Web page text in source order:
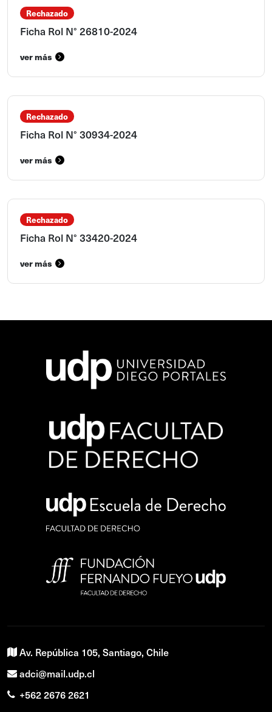
Rechazado
Ficha Rol N° 26810-2024
ver más
Rechazado
Ficha Rol N° 30934-2024
ver más
Rechazado
Ficha Rol N° 33420-2024
ver más
Av. República 105, Santiago, Chile
adci@mail.udp.cl
+562 2676 2621